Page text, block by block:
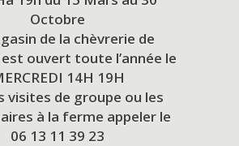
Octobre
de la chèvrerie de
est ouvert toute l’année le
14H 19H
visites de groupe ou les
à la ferme appeler le
06 13 11 39 23